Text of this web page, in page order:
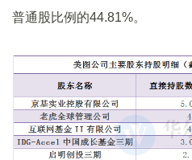
普通股比例的44.81%。